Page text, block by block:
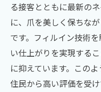
る接客とともに最新の
に、爪を美しく保ちな
です。フィルイン技術
い仕上がりを実現する
に抑えています。この
住民から高い評価を受